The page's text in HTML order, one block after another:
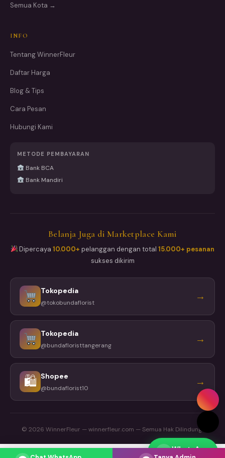
Semua Kota →
INFO
Tentang WinnerFleur
Daftar Harga
Blog & Tips
Cara Pesan
Hubungi Kami
METODE PEMBAYARAN
Bank BCA
Bank Mandiri
Belanja Juga di Marketplace Kami
Dipercaya10.000+ pelanggan dengan total15.000+ pesanan
sukses dikirim
Tokopedia
@tokobundaflorist →
Tokopedia
@bundafloristtangerang →
🛍 Shopee
@bundaflorist10 →
© 2026 WinnerFleur — winnerfleur.com — Semua Hak Dilindungi
WhatsApp
Respons cepat